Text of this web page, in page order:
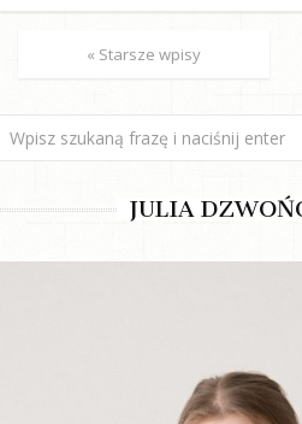
« Starsze wpisy
JULIA